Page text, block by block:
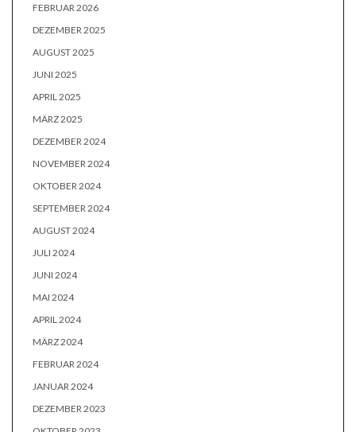
FEBRUAR 2026
DEZEMBER 2025
AUGUST 2025
JUNI 2025
APRIL 2025
MÄRZ 2025
DEZEMBER 2024
NOVEMBER 2024
OKTOBER 2024
SEPTEMBER 2024
AUGUST 2024
JULI 2024
JUNI 2024
MAI 2024
APRIL 2024
MÄRZ 2024
FEBRUAR 2024
JANUAR 2024
DEZEMBER 2023